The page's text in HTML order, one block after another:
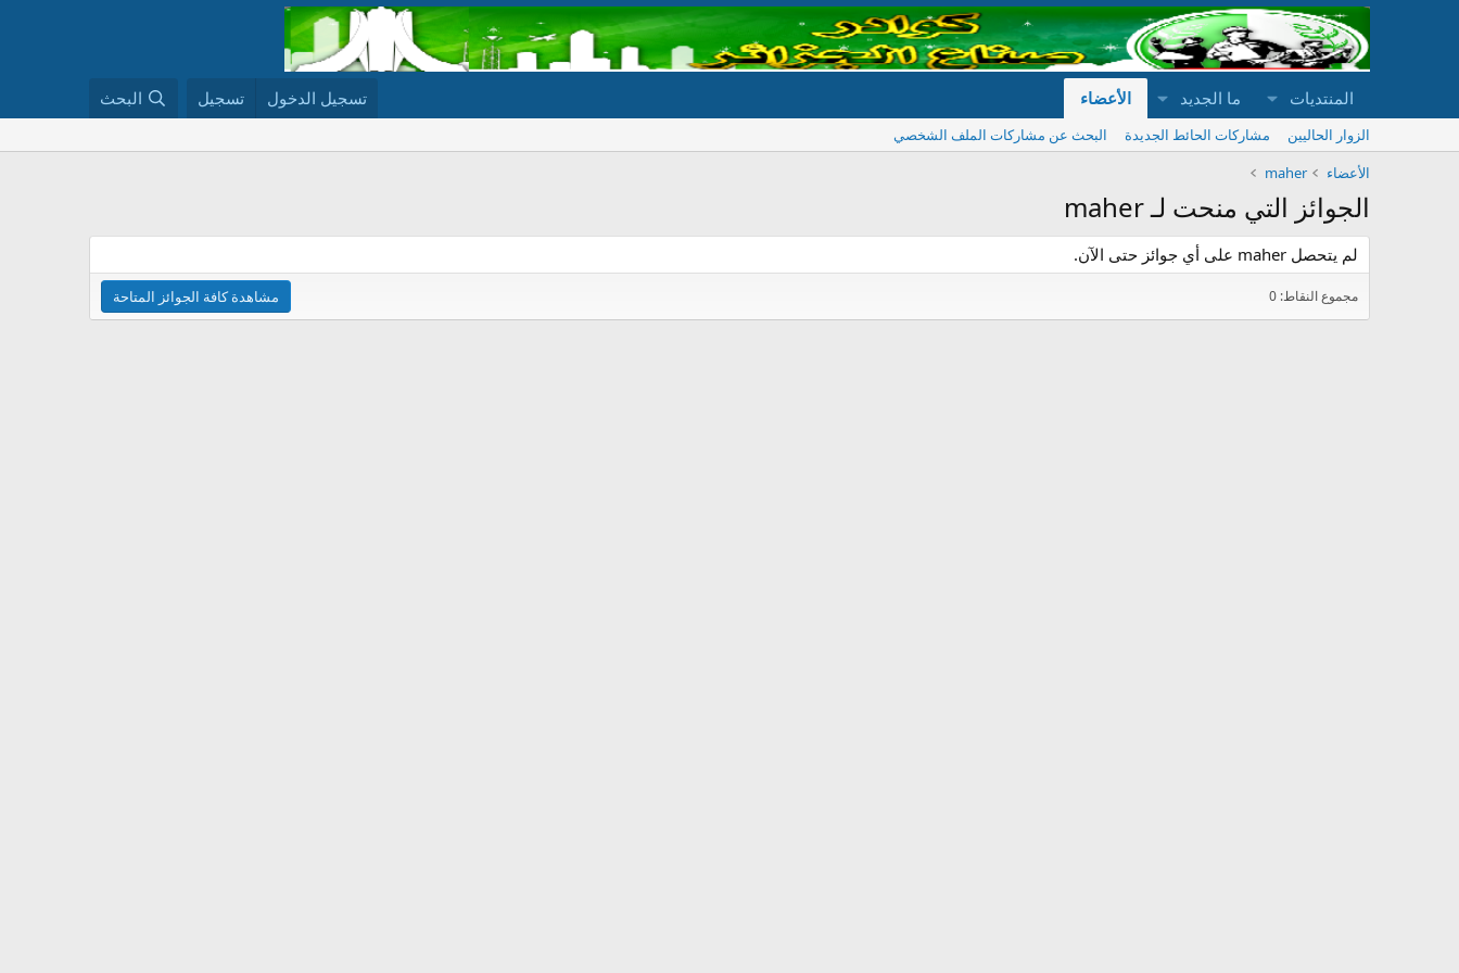
المنتديات ما الجديد الأعضاء تسجيل الدخول تسجيل البحث
الزوار الحاليين مشاركات الحائط الجديدة
البحث عن مشاركات الملف الشخصي
الأعضاء
maher
الجوائز التي منحت لـ maher
لم يتحصل maher على أي جوائز حتى الآن.
مجموع النقاط: 0 مشاهدة كافة الجوائز المتاحة